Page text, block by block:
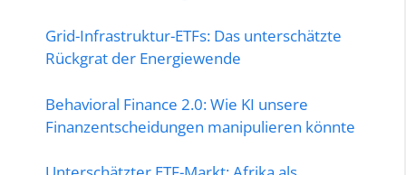
Grid-Infrastruktur-ETFs: Das unterschätzte
Rückgrat der Energiewende
Behavioral Finance 2.0: Wie KI unsere
Finanzentscheidungen manipulieren könnte